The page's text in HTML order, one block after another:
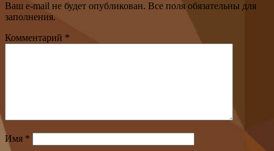
Ваш e-mail не будет опубликован. Все поля обязательны для
заполнения.
Комментарий *
Имя *